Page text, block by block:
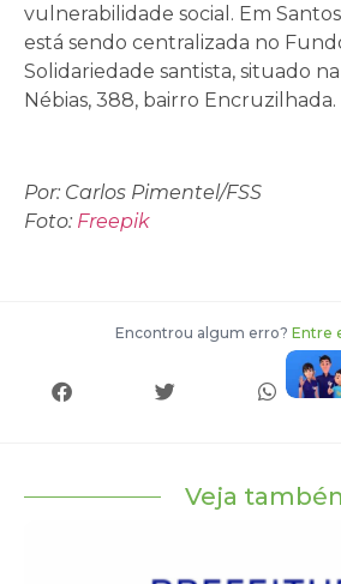
vulnerabilidade social. Em
está sendo centralizada no
Solidariedade santista, situado
Nébias, 388, bairro Encruzilhada.
Por: Carlos Pimentel/FSS
Foto: Freepik
Encontrou algum erro? Entre
Veja